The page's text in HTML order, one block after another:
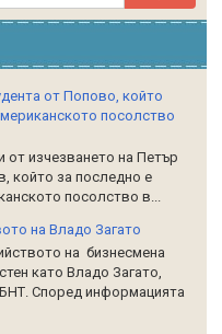
от Попово, който
посолство
от изчезването на Петър
който за последно е
посолство в...
на Владо Загато
на бизнесмена
като Владо Загато,
Според информацията